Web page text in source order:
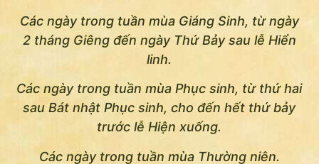
Các ngày trong tuần mùa Giáng Sinh, từ ngày
2 tháng Giêng đến ngày Thứ Bảy sau lễ Hiển
linh.
Các ngày trong tuần mùa Phục sinh, từ thứ hai
sau Bát nhật Phục sinh, cho đến hết thứ bảy
trước lễ Hiện xuống.
Các ngày trong tuần mùa Thường niên.